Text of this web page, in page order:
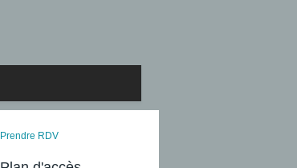
Prendre RDV